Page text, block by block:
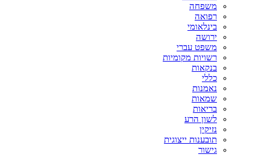
משפחה
רפואה
בינלאומי
ירושה
משפט עברי
רשויות מקומיות
בנקאות
כללי
נאמנות
שמאות
בריאות
לשון הרע
נזיקין
תובענות ייצוגית
גישור